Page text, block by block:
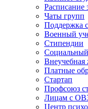
Расписание
Чаты групп
Поддержка
Военный
Стипендии
Внеучебная
Платные
Стартап
Профсоюз
Лицам с
Центр